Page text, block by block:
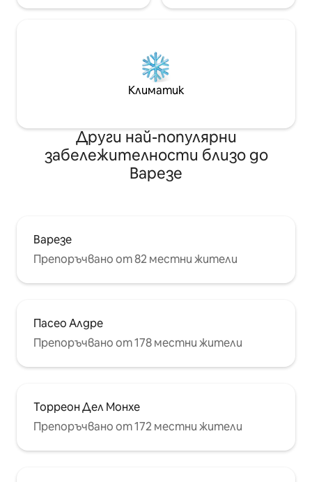
Климатик
Други най-популярни
забележителности близо до
Варезе
Варезе
Препоръчвано от 82 местни жители
Пасео Алдре
Препоръчвано от 178 местни жители
Торреон Дел Монхе
Препоръчвано от 172 местни жители